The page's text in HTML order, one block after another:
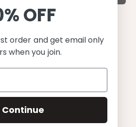
und Design
Stoffe
Qualität
Kombinationen
OFF
order and get email only
when you join.
Continue